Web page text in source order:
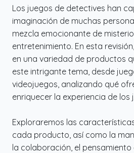
Los juegos de detectives han
imaginación de muchas
mezcla emocionante de
entretenimiento. En esta
en una variedad de productos
este intrigante tema, desde
videojuegos, analizando qué
enriquecer la experiencia de los
Exploraremos las
cada producto, así como la
la colaboración, el